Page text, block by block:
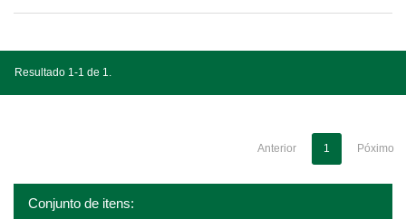
Resultado 1-1 de 1.
Anterior 1 Póximo
Conjunto de itens: